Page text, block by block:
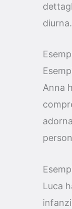
diurna.
Anna
Luca